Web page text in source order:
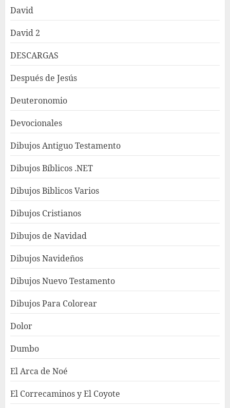
David
David 2
DESCARGAS
Después de Jesús
Deuteronomio
Devocionales
Dibujos Antiguo Testamento
Dibujos Bíblicos .NET
Dibujos Biblicos Varios
Dibujos Cristianos
Dibujos de Navidad
Dibujos Navideños
Dibujos Nuevo Testamento
Dibujos Para Colorear
Dolor
Dumbo
El Arca de Noé
El Correcaminos y El Coyote